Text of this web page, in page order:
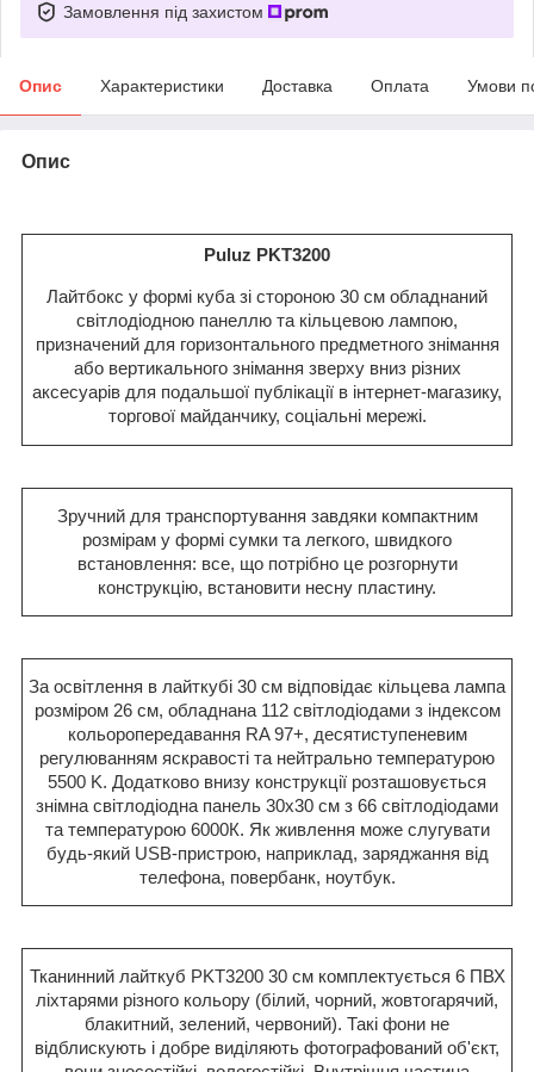
Замовлення під захистом
Опис Характеристики Доставка Оплата Умови
Опис
Puluz PKT3200
Лайтбокс у формі куба зі стороною 30 см обладнаний
світлодіодною панеллю та кільцевою лампою,
призначений для горизонтального предметного знімання
або вертикального знімання зверху вниз різних
аксесуарів для подальшої публікації в інтернет-магазику,
торгової майданчику, соціальні мережі.
Зручний для транспортування завдяки компактним
розмірам у формі сумки та легкого, швидкого
встановлення: все, що потрібно це розгорнути
конструкцію, встановити несну пластину.
За освітлення в лайткубі 30 см відповідає кільцева лампа
розміром 26 см, обладнана 112 світлодіодами з індексом
кольоропередавання RA 97+, десятиступеневим
регулюванням яскравості та нейтрально температурою
5500 K. Додатково внизу конструкції розташовується
знімна світлодіодна панель 30x30 см з 66 світлодіодами
та температурою 6000К. Як живлення може слугувати
будь-який USB-пристрою, наприклад, заряджання від
телефона, повербанк, ноутбук.
Тканинний лайткуб PKT3200 30 см комплектується 6 ПВХ
ліхтарями різного кольору (білий, чорний, жовтогарячий,
блакитний, зелений, червоний). Такі фони не
відблискують і добре виділяють фотографований об'єкт,